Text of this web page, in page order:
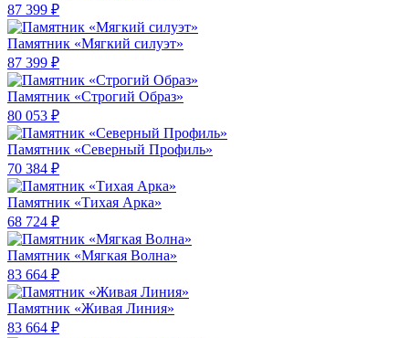
87 399 ₽
Памятник «Мягкий силуэт»
87 399 ₽
Памятник «Строгий Образ»
80 053 ₽
Памятник «Северный Профиль»
70 384 ₽
Памятник «Тихая Арка»
68 724 ₽
Памятник «Мягкая Волна»
83 664 ₽
Памятник «Живая Линия»
83 664 ₽